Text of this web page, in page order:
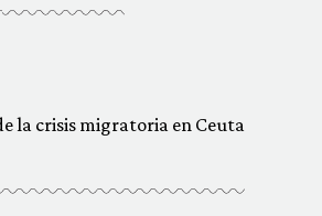
la crisis migratoria en Ceuta